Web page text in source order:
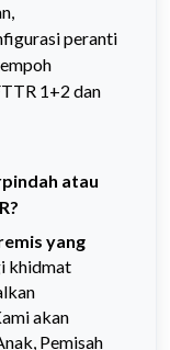
peranti
1+2 dan
atau
yang
khidmat
akan
Pemisah